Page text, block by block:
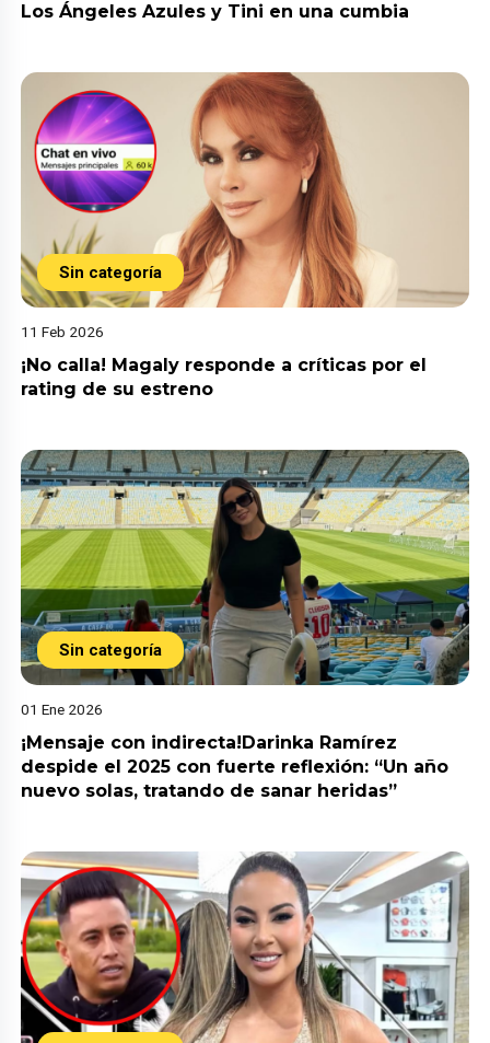
Los Ángeles Azules y Tini en una cumbia
Sin categoría
11 Feb 2026
¡No calla! Magaly responde a críticas por el
rating de su estreno
Sin categoría
01 Ene 2026
¡Mensaje con indirecta!Darinka Ramírez
despide el 2025 con fuerte reflexión: “Un año
nuevo solas, tratando de sanar heridas”